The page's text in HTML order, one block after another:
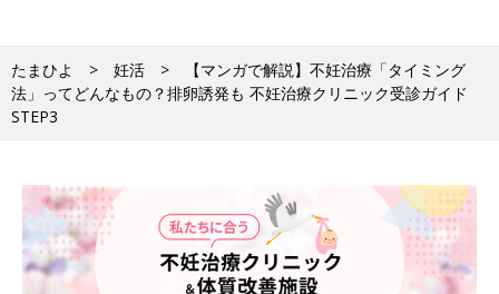
べ、足りない場合は補充します。
（3）妊娠判定検査を行う
ここまでの検査や治療にかかる費用は保険適用です
たまひよ 妊活
【マンガで解説】不妊治療「タイミング
法」ってどんなもの？排卵誘発も 不妊治療クリニック受診ガイド
STEP3